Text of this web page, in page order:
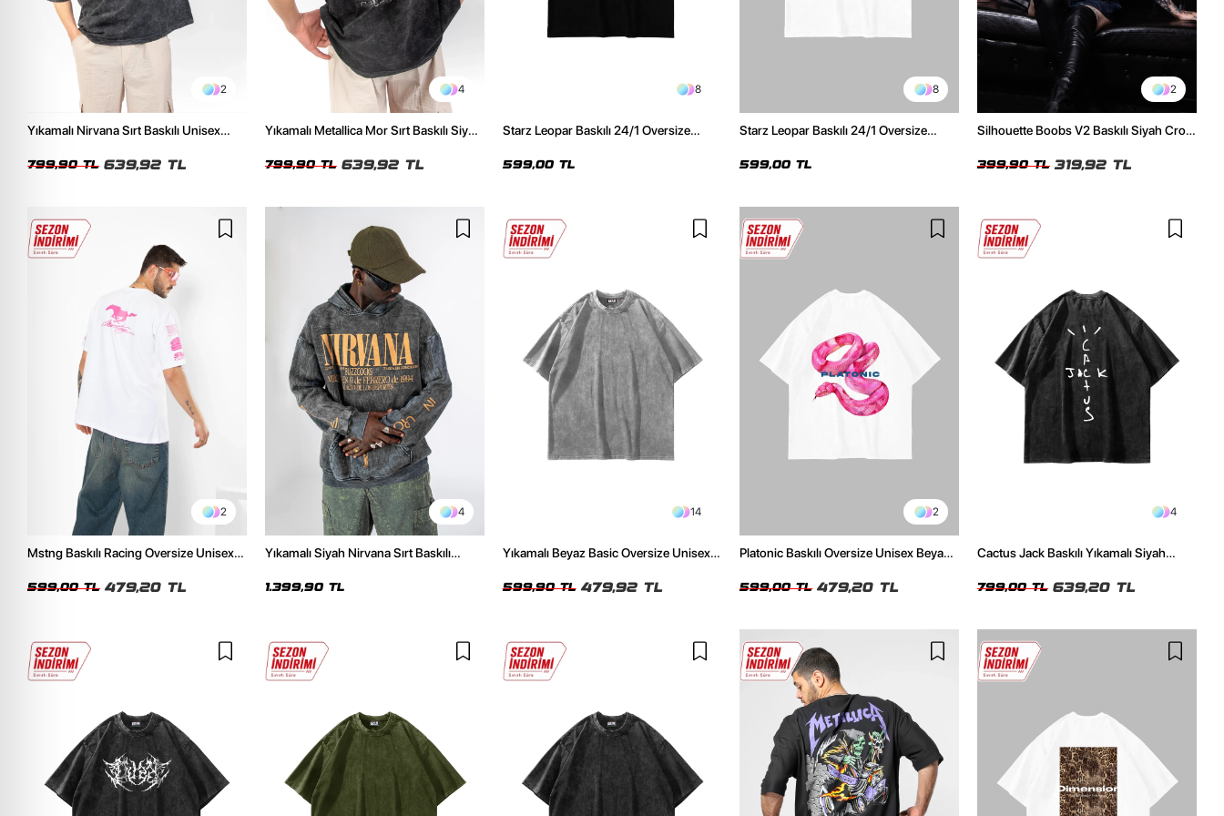
2
Yıkamalı Nirvana Sırt Baskılı Unisex
799,90 TL 639,92 TL
4
Yıkamalı Metallica Mor Sırt Baskılı Siyah
799,90 TL 639,92 TL
8
Starz Leopar Baskılı 24/1 Oversize
599,00 TL
8
Starz Leopar Baskılı 24/1 Oversize
599,00 TL
2
Silhouette Boobs V2 Baskılı Siyah Crop
399,90 TL 319,92 TL
2
Mstng Baskılı Racing Oversize Unisex
599,00 TL 479,20 TL
4
Yıkamalı Siyah Nirvana Sırt Baskılı
1.399,90 TL
14
Yıkamalı Beyaz Basic Oversize Unisex
599,90 TL 479,92 TL
2
Platonic Baskılı Oversize Unisex Beyaz
599,00 TL 479,20 TL
4
Cactus Jack Baskılı Yıkamalı Siyah
799,00 TL 639,20 TL